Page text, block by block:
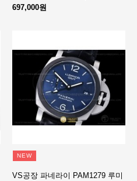
697,000원
NEW
VS공장 파네라이 PAM1279 루미